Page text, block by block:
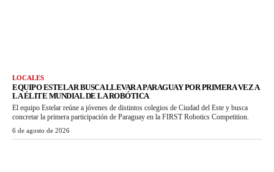
LOCALES
EQUIPO ESTELAR BUSCA LLEVAR A PARAGUAY POR PRIMERA VEZ A
LA ÉLITE MUNDIAL DE LA ROBÓTICA
El equipo Estelar reúne a jóvenes de distintos colegios de Ciudad del Este y busca
concretar la primera participación de Paraguay en la FIRST Robotics Competition.
6 de agosto de 2026